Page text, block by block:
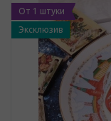
От 1 штуки
Эксклюзив